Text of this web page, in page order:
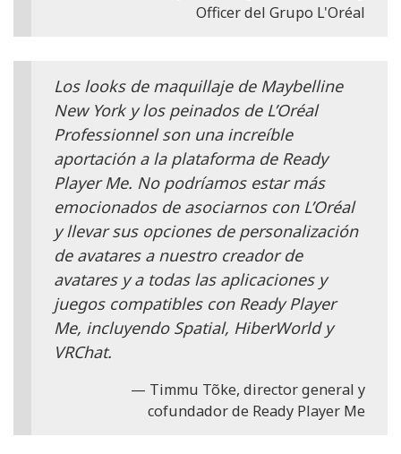
Officer del Grupo L'Oréal
Los looks de maquillaje de Maybelline
New York y los peinados de L’Oréal
Professionnel son una increíble
aportación a la plataforma de Ready
Player Me. No podríamos estar más
emocionados de asociarnos con L’Oréal
y llevar sus opciones de personalización
de avatares a nuestro creador de
avatares y a todas las aplicaciones y
juegos compatibles con Ready Player
Me, incluyendo Spatial, HiberWorld y
VRChat.
Timmu Tõke, director general y
cofundador de Ready Player Me